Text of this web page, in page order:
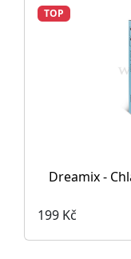
TOP
Dreamix -
199 Kč